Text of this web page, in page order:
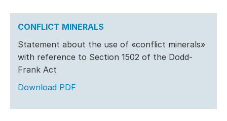
CONFLICT MINERALS
Statement about the use of «conflict minerals»
with reference to Section 1502 of the Dodd-
Frank Act
Download PDF